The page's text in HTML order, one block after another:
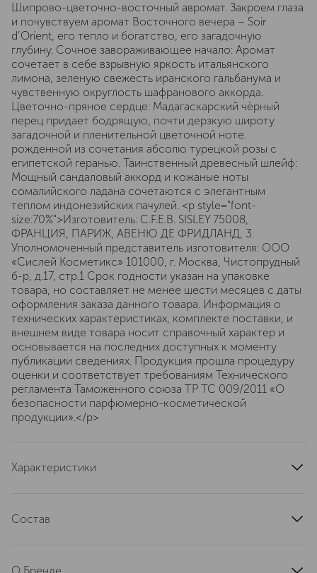
Шипрово-цветочно-восточный авромат. Закроем глаза
и почувствуем аромат Восточного вечера – Soir
d’Orient, его тепло и богатство, его загадочную
глубину. Сочное завораживающее начало: Аромат
сочетает в себе взрывную яркость итальянского
лимона, зеленую свежесть иранского гальбанума и
чувственную округлость шафранового аккорда.
Цветочно-пряное сердце: Мадагаскарский чёрный
перец придает бодрящую, почти дерзкую широту
загадочной и пленительной цветочной ноте.
рожденной из сочетания абсолю турецкой розы с
египетской геранью. Таинственный древесный шлейф:
Мощный сандаловый аккорд и кожаные ноты
сомалийского ладана сочетаются с элегантным
теплом индонезийских пачулей. <p style="font-
size:70%">Изготовитель: C.F.E.B. SISLEY 75008,
ФРАНЦИЯ, ПАРИЖ, АВЕНЮ ДЕ ФРИДЛАНД, 3.
Уполномоченный представитель изготовителя: ООО
«Сислей Косметикс» 101000, г. Москва, Чистопрудный
б-р, д.17, cтр.1 Срок годности указан на упаковке
товара, но составляет не менее шести месяцев с даты
оформления заказа данного товара. Информация о
технических характеристиках, комплекте поставки, и
внешнем виде товара носит справочный характер и
основывается на последних доступных к моменту
публикации сведениях. Продукция прошла процедуру
оценки и соответствует требованиям Технического
регламента Таможенного союза ТР ТС 009/2011 «О
безопасности парфюмерно-косметической
продукции».</p>
Характеристики
ноты сердца
Состав